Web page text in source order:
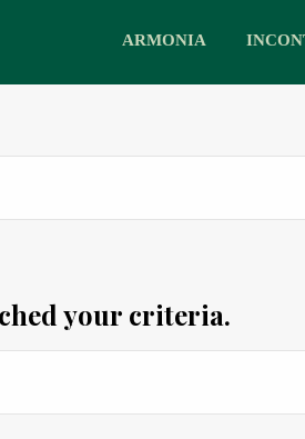
ARMONIA
your criteria.